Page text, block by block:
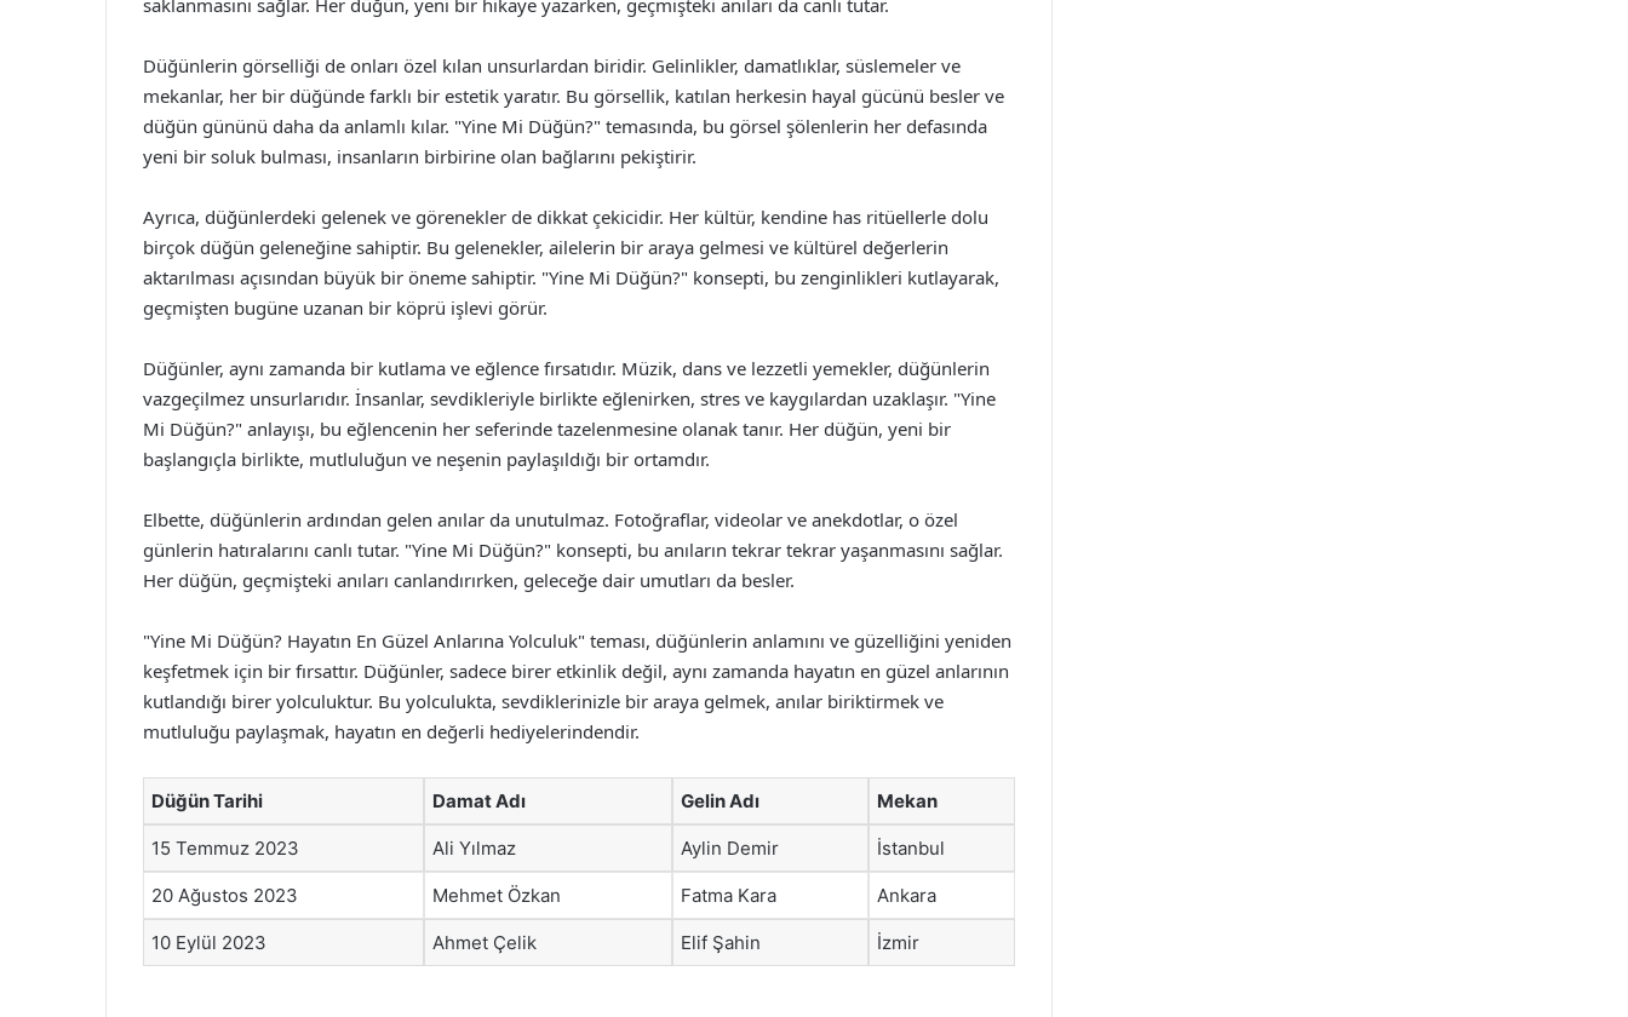
saklanmasını sağlar. Her düğün, yeni bir hikaye yazarken, geçmişteki anıları da canlı tutar.
Düğünlerin görselliği de onları özel kılan unsurlardan biridir. Gelinlikler, damatlıklar, süslemeler ve
mekanlar, her bir düğünde farklı bir estetik yaratır. Bu görsellik, katılan herkesin hayal gücünü besler ve
düğün gününü daha da anlamlı kılar. "Yine Mi Düğün?" temasında, bu görsel şölenlerin her defasında
yeni bir soluk bulması, insanların birbirine olan bağlarını pekiştirir.
Ayrıca, düğünlerdeki gelenek ve görenekler de dikkat çekicidir. Her kültür, kendine has ritüellerle dolu
birçok düğün geleneğine sahiptir. Bu gelenekler, ailelerin bir araya gelmesi ve kültürel değerlerin
aktarılması açısından büyük bir öneme sahiptir. "Yine Mi Düğün?" konsepti, bu zenginlikleri kutlayarak,
geçmişten bugüne uzanan bir köprü işlevi görür.
Düğünler, aynı zamanda bir kutlama ve eğlence fırsatıdır. Müzik, dans ve lezzetli yemekler, düğünlerin
vazgeçilmez unsurlarıdır. İnsanlar, sevdikleriyle birlikte eğlenirken, stres ve kaygılardan uzaklaşır. "Yine
Mi Düğün?" anlayışı, bu eğlencenin her seferinde tazelenmesine olanak tanır. Her düğün, yeni bir
başlangıçla birlikte, mutluluğun ve neşenin paylaşıldığı bir ortamdır.
Elbette, düğünlerin ardından gelen anılar da unutulmaz. Fotoğraflar, videolar ve anekdotlar, o özel
günlerin hatıralarını canlı tutar. "Yine Mi Düğün?" konsepti, bu anıların tekrar tekrar yaşanmasını sağlar.
Her düğün, geçmişteki anıları canlandırırken, geleceğe dair umutları da besler.
"Yine Mi Düğün? Hayatın En Güzel Anlarına Yolculuk" teması, düğünlerin anlamını ve güzelliğini yeniden
keşfetmek için bir fırsattır. Düğünler, sadece birer etkinlik değil, aynı zamanda hayatın en güzel anlarının
kutlandığı birer yolculuktur. Bu yolculukta, sevdiklerinizle bir araya gelmek, anılar biriktirmek ve
mutluluğu paylaşmak, hayatın en değerli hediyelerindendir.
Düğün Tarihi Damat Adı Gelin Adı Mekan
15 Temmuz 2023 Ali Yılmaz Aylin Demir İstanbul
20 Ağustos 2023 Mehmet Özkan Fatma Kara Ankara
10 Eylül 2023 Ahmet Çelik Elif Şahin İzmir